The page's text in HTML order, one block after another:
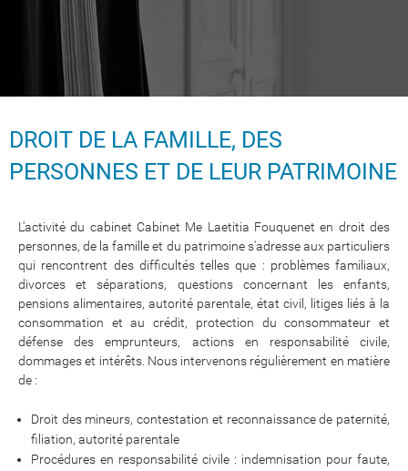
DROIT DE LA FAMILLE, DES
PERSONNES ET DE LEUR PATRIMOINE
L'activité du cabinet Cabinet Me Laetitia Fouquenet en droit des
personnes, de la famille et du patrimoine s'adresse aux particuliers
qui rencontrent des difficultés telles que : problèmes familiaux,
divorces et séparations, questions concernant les enfants,
pensions alimentaires, autorité parentale, état civil, litiges liés à la
consommation et au crédit, protection du consommateur et
défense des emprunteurs, actions en responsabilité civile,
dommages et intérêts. Nous intervenons régulièrement en matière
de :
Droit des mineurs, contestation et reconnaissance de paternité,
filiation, autorité parentale
Procédures en responsabilité civile : indemnisation pour faute,